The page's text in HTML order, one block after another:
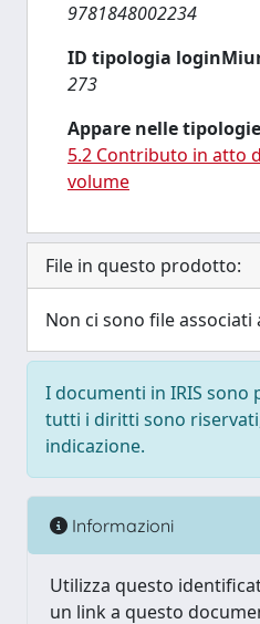
9781848002234
ID tipologia
273
Appare nelle
5.2 Contributo in atto
volume
File in questo prodotto:
Non ci sono file
I documenti in IRIS
tutti i diritti sono
indicazione.
Informazioni
Utilizza questo
un link a questo